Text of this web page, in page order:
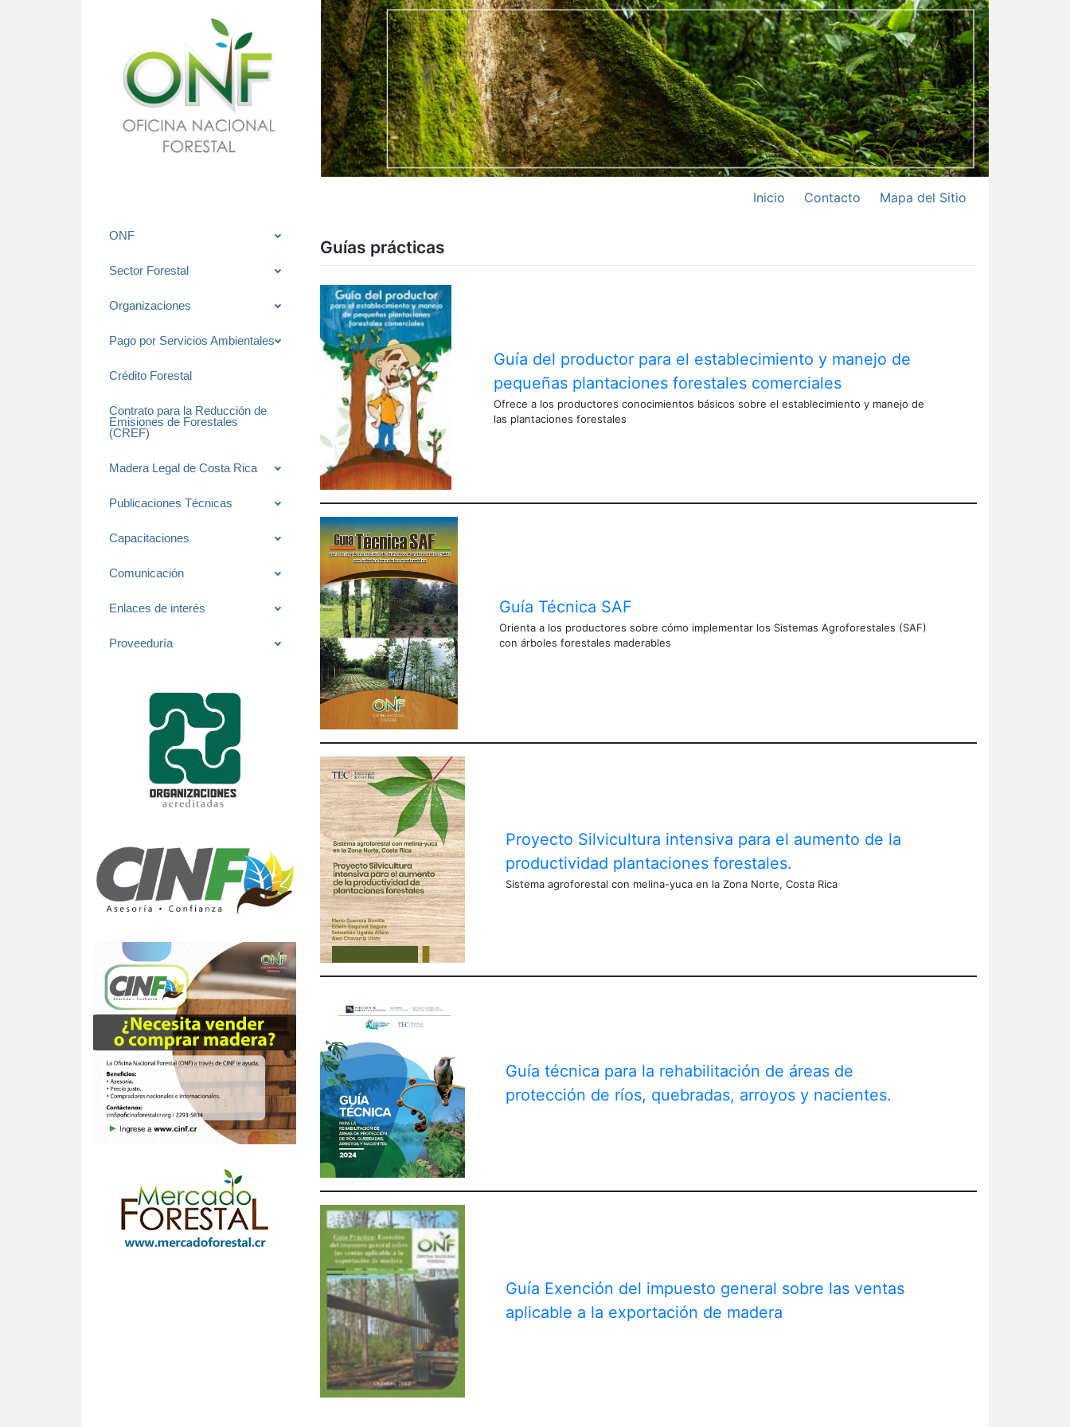
Inicio Contacto
Mapa del Sitio
ONF
Sector Forestal
Organizaciones
Pago por Servicios Ambientales
Crédito Forestal
Contrato para la Reducción de
Emisiones de Forestales
(CREF)
Madera Legal de Costa Rica
Publicaciones Técnicas
Capacitaciones
Comunicación
Enlaces de interés
Proveeduría
Guías prácticas
Guía del productor para el establecimiento y manejo de
pequeñas plantaciones forestales comerciales
Ofrece a los productores conocimientos básicos sobre el establecimiento y manejo de
las plantaciones forestales
Guía Técnica SAF
Orienta a los productores sobre cómo implementar los Sistemas Agroforestales (SAF)
con árboles forestales maderables
Proyecto Silvicultura intensiva para el aumento de la
productividad plantaciones forestales.
Sistema agroforestal con melina-yuca en la Zona Norte, Costa Rica
Guía técnica para la rehabilitación de áreas de
protección de ríos, quebradas, arroyos y nacientes.
Guía Exención del impuesto general sobre las ventas
aplicable a la exportación de madera